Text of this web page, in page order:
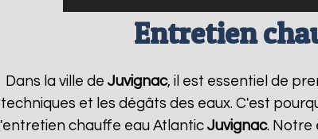
Entretien
Dans la ville de Juvignac, il est essentiel de
techniques et les dégâts des eaux. C'est
l'entretien chauffe eau Atlantic Juvignac. Notre